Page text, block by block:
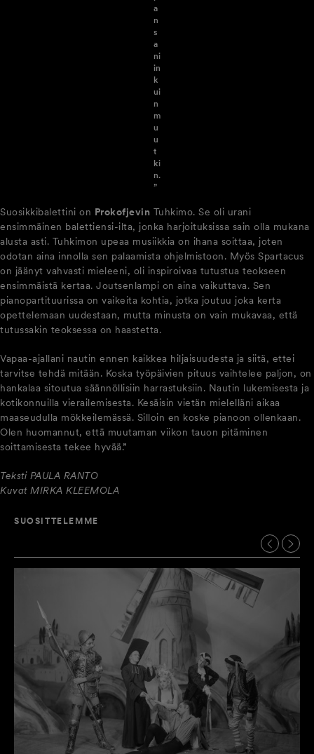
a
n
s
a
ni
in
k
ui
n
m
u
u
t
ki
n.
”
Suosikkibalettini on Prokofjevin Tuhkimo. Se oli urani
ensimmäinen balettiensi-ilta, jonka harjoituksissa sain olla mukana
alusta asti. Tuhkimon upeaa musiikkia on ihana soittaa, joten
odotan aina innolla sen palaamista ohjelmistoon. Myös Spartacus
on jäänyt vahvasti mieleeni, oli inspiroivaa tutustua teokseen
ensimmäistä kertaa. Joutsenlampi on aina vaikuttava. Sen
pianopartituurissa on vaikeita kohtia, jotka joutuu joka kerta
opettelemaan uudestaan, mutta minusta on vain mukavaa, että
tutussakin teoksessa on haastetta.
Vapaa-ajallani nautin ennen kaikkea hiljaisuudesta ja siitä, ettei
tarvitse tehdä mitään. Koska työpäivien pituus vaihtelee paljon, on
hankalaa sitoutua säännöllisiin harrastuksiin. Nautin lukemisesta ja
kotikonnuilla vierailemisesta. Kesäisin vietän mielelläni aikaa
maaseudulla mökkeilemässä. Silloin en koske pianoon ollenkaan.
Olen huomannut, että muutaman viikon tauon pitäminen
soittamisesta tekee hyvää.”
Teksti PAULA RANTO
Kuvat MIRKA KLEEMOLA
SUOSITTELEMME